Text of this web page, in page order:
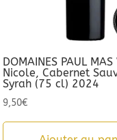
DOMAINES PAUL
Nicole, Cabernet
Syrah (75 cl) 2024
9,50€